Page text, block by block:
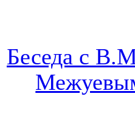
Беседа с